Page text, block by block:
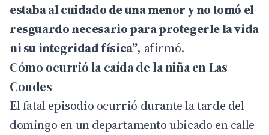
estaba al cuidado de una menor y no tomó el
resguardo necesario para protegerle la vida
ni su integridad física”, afirmó.
Cómo ocurrió la caída de la niña en Las
Condes
El fatal episodio ocurrió durante la tarde del
domingo en un departamento ubicado en calle